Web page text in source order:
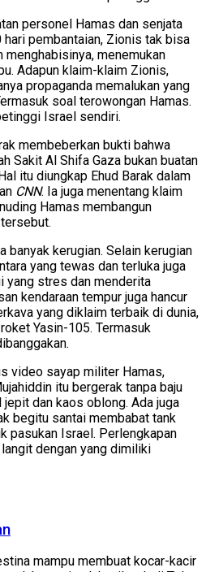
personel Hamas dan senjata
hari pembantaian, Zionis tak bisa
menemukan
Adapun klaim-klaim Zionis,
propaganda memalukan yang
soal terowongan Hamas.
Israel sendiri.
membeberkan bukti bahwa
Sakit Al Shifa Gaza bukan buatan
itu diungkap Ehud Barak dalam
CNN. Ia juga menentang klaim
Hamas membangun
banyak kerugian. Selain kerugian
yang tewas dan terluka juga
yang stres dan menderita
kendaraan tempur juga hancur
yang diklaim terbaik di dunia,
Yasin-105. Termasuk
video sayap militer Hamas,
itu bergerak tanpa baju
dan kaos oblong. Ada juga
begitu santai membabat tank
pasukan Israel. Perlengkapan
dengan yang dimiliki
mampu membuat kocar-kacir